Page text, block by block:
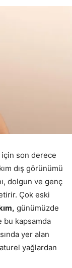
için son derece
dış görünümü
dolgun ve genç
Çok eski
günümüzde
bu kapsamda
yer alan
yağlardan